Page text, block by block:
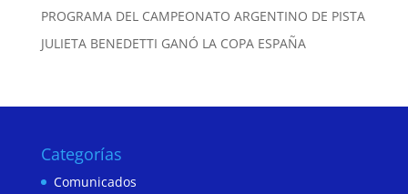
PROGRAMA DEL CAMPEONATO ARGENTINO DE PISTA
JULIETA BENEDETTI GANÓ LA COPA ESPAÑA
Categorías
Comunicados